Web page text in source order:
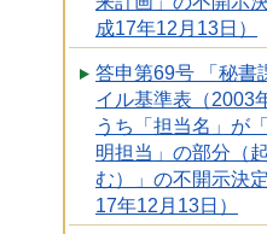
成17年12月13日）
答申第69号 「秘書
イル基準表（2003
うち「担当名」が
明担当」の部分（
む）」の不開示決
17年12月13日）